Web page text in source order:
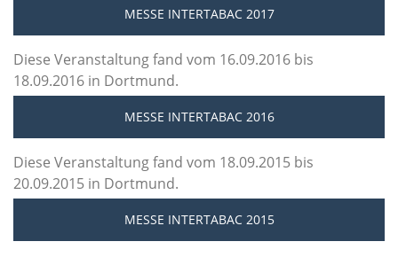
MESSE INTERTABAC 2017
Diese Veranstaltung fand vom 16.09.2016 bis
18.09.2016 in Dortmund.
MESSE INTERTABAC 2016
Diese Veranstaltung fand vom 18.09.2015 bis
20.09.2015 in Dortmund.
MESSE INTERTABAC 2015